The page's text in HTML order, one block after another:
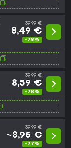
39,99 €
8,49 €
-78%
39,99 €
8,59 €
-78%
39,99 €
~8,95 €
-77%